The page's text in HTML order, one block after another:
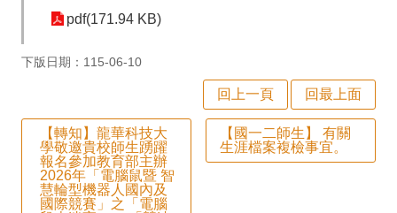
行
pdf(171.94 KB)
下版日期：115-06-10
回上一頁 回最上面
【轉知】龍華科技大
學敬邀貴校師生踴躍
報名參加教育部主辦
2026年「電腦鼠暨 智
慧輪型機器人國內及
國際競賽」之「電腦
【國一二師生】 有關
生涯檔案複檢事宜。